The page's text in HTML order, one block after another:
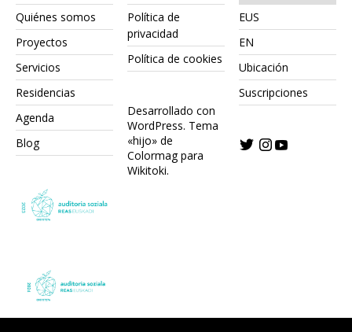
Quiénes somos
Proyectos
Servicios
Residencias
Agenda
Blog
Política de
privacidad
Política de cookies
Desarrollado con
WordPress. Tema
«hijo» de
Colormag para
Wikitoki.
EUS
EN
Ubicación
Suscripciones